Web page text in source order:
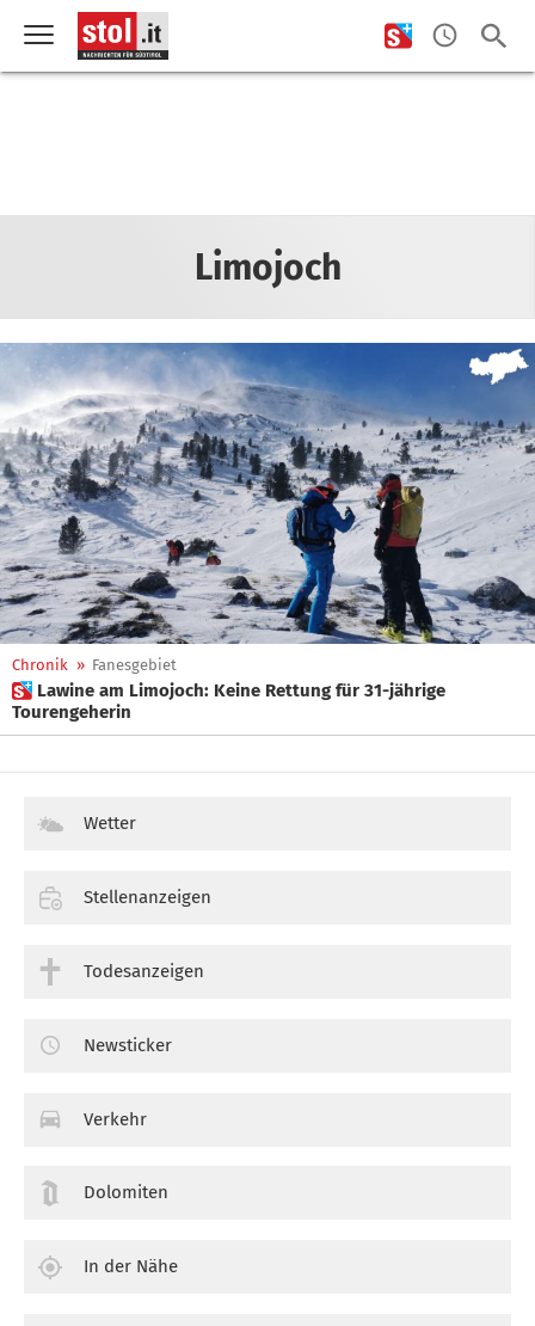
Limojoch
Chronik » Fanesgebiet
 Lawine am Limojoch: Keine Rettung für 31-jährige
Tourengeherin
Wetter
Stellenanzeigen
Todesanzeigen
Newsticker
Verkehr
Dolomiten
In der Nähe